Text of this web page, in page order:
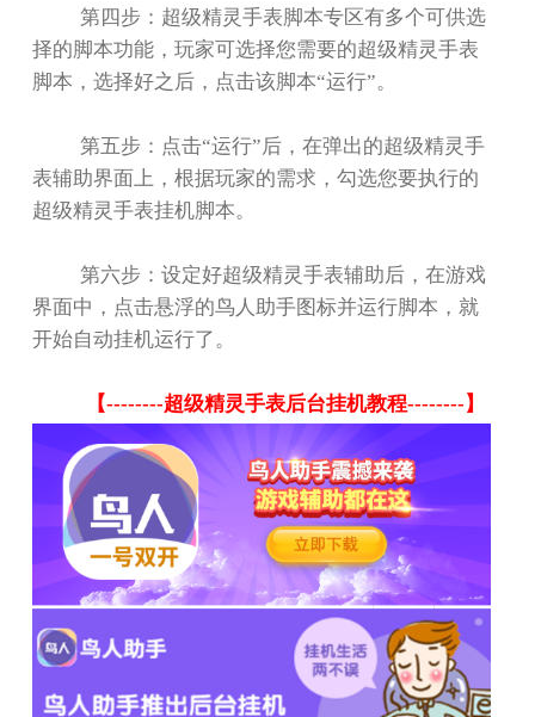
第四步：超级精灵手表脚本专区有多个可供选
择的脚本功能，玩家可选择您需要的超级精灵手表
脚本，选择好之后，点击该脚本“运行”。
第五步：点击“运行”后，在弹出的超级精灵手
表辅助界面上，根据玩家的需求，勾选您要执行的
超级精灵手表挂机脚本。
第六步：设定好超级精灵手表辅助后，在游戏
界面中，点击悬浮的鸟人助手图标并运行脚本，就
开始自动挂机运行了。
【--------超级精灵手表后台挂机教程--------】